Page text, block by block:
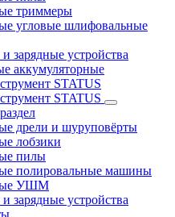
триммеры
угловые шлифовальные
зарядные устройства
аккумуляторные
STATUS
STATUS
дрели и шуруповёрты
лобзики
пилы
полировальные машины
УШМ
зарядные устройства